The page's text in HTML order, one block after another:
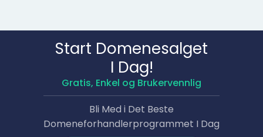
Start Domene­salget
I Dag!
Gratis, Enkel og Brukervennlig
Bli Med i Det Beste
Domene­forhandlerprogrammet I Dag